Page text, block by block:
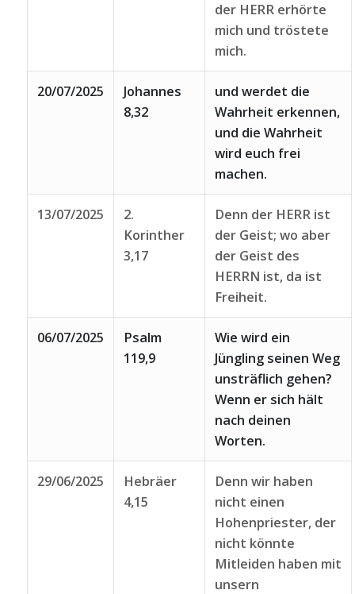
der HERR erhörte
mich und tröstete
mich.
20/07/2025
Johannes
8,32
und werdet die
Wahrheit erkennen,
und die Wahrheit
wird euch frei
machen.
13/07/2025
2.
Korinther
3,17
Denn der HERR ist
der Geist; wo aber
der Geist des
HERRN ist, da ist
Freiheit.
06/07/2025
Psalm
119,9
Wie wird ein
Jüngling seinen Weg
unsträflich gehen?
Wenn er sich hält
nach deinen
Worten.
29/06/2025
Hebräer
4,15
Denn wir haben
nicht einen
Hohenpriester, der
nicht könnte
Mitleiden haben mit
unsern